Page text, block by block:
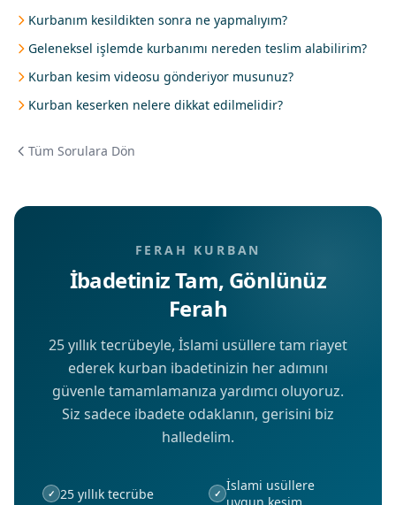
Kurbanım kesildikten sonra ne yapmalıyım?
Geleneksel işlemde kurbanımı nereden teslim alabilirim?
Kurban kesim videosu gönderiyor musunuz?
Kurban keserken nelere dikkat edilmelidir?
Tüm Sorulara Dön
FERAH KURBAN
İbadetiniz Tam, Gönlünüz
Ferah
25 yıllık tecrübeyle, İslami usüllere tam riayet
ederek kurban ibadetinizin her adımını
güvenle tamamlamanıza yardımcı oluyoruz.
Siz sadece ibadete odaklanın, gerisini biz
halledelim.
✓ 25 yıllık tecrübe ✓ İslami usüllere